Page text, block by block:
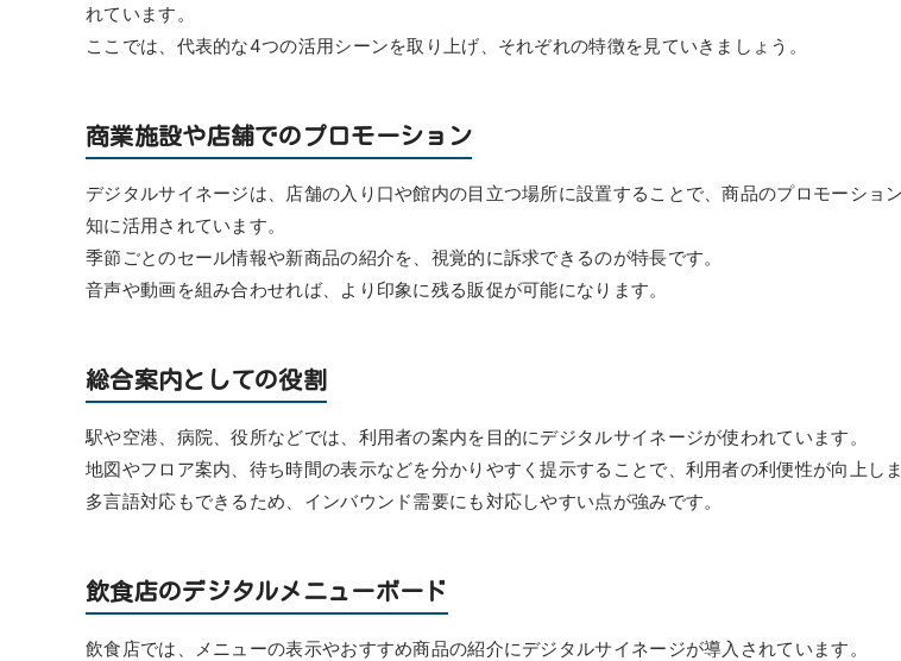
れています。
ここでは、代表的な4つの活用シーンを取り上げ、それぞれの特徴を見ていきましょう。
商業施設や店舗でのプロモーション
デジタルサイネージは、店舗の入り口や館内の目立つ場所に設置することで、商品のプロモーショ
知に活用されています。
季節ごとのセール情報や新商品の紹介を、視覚的に訴求できるのが特長です。
音声や動画を組み合わせれば、より印象に残る販促が可能になります。
総合案内としての役割
駅や空港、病院、役所などでは、利用者の案内を目的にデジタルサイネージが使われています。
地図やフロア案内、待ち時間の表示などを分かりやすく提示することで、利用者の利便性が向上しま
多言語対応もできるため、インバウンド需要にも対応しやすい点が強みです。
飲食店のデジタルメニューボード
飲食店では、メニューの表示やおすすめ商品の紹介にデジタルサイネージが導入されています。